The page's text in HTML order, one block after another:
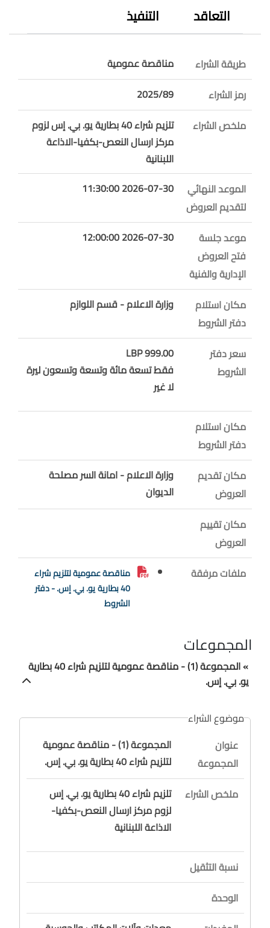
التعاقد
التنفيذ
طريقة الشراء
مناقصة عمومية
رمز الشراء
2025/89
ملخص الشراء
تلزيم شراء 40 بطارية يو. بي. إس لزوم
مركز ارسال النعص-بكفيا-الاذاعة
اللبنانية
الموعد النهائي
لتقديم العروض
2026-07-30 11:30:00
موعد جلسة
فتح العروض
الإدارية والفنية
2026-07-30 12:00:00
مكان استلام
دفتر الشروط
وزارة الاعلام - قسم اللوازم
سعر دفتر
الشروط
999.00 LBP
فقط تسعة مائة وتسعة وتسعون ليرة
لا غير
مكان استلام
دفتر الشروط
مكان تقديم
العروض
وزارة الاعلام - امانة السر مصلحة
الديوان
مكان تقييم
العروض
ملفات مرفقة
مناقصة عمومية لتلزيم شراء
40 بطارية يو. بي. إس. - دفتر
الشروط
المجموعات
» المجموعة (1) - مناقصة عمومية لتلزيم شراء 40 بطارية
يو. بي. إس.
موضوع الشراء
عنوان
المجموعة
المجموعة (1) - مناقصة عمومية
لتلزيم شراء 40 بطارية يو. بي. إس.
ملخص الشراء
تلزيم شراء 40 بطارية يو. بي. إس
لزوم مركز ارسال النعص-بكفيا-
الاذاعة اللبنانية
نسبة التثقيل
الوحدة